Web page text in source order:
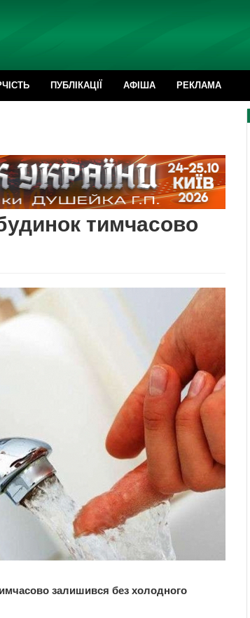
ПУБЛІКАЦІЇ АФІША РЕКЛАМА
тимчасово
залишився без холодного